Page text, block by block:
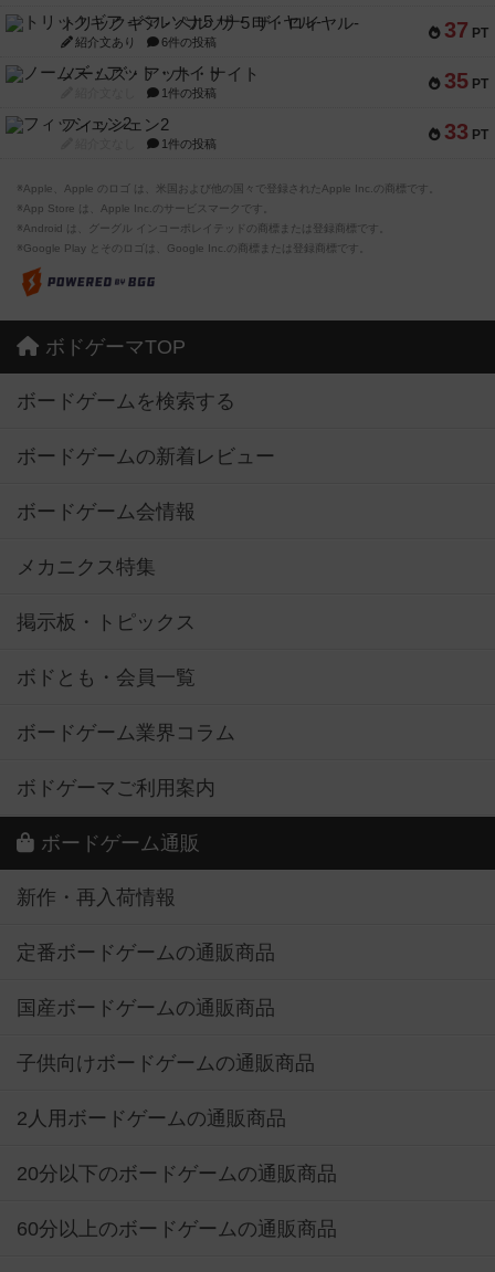
37 PT
トリックギア - ペルソナ5 ザ・ロイヤル-
紹介文あり 6件の投稿
35 PT
ノームズ・アット・ナイト
1件の投稿
33 PT
フィッシェン2
1件の投稿
※Apple、Apple のロゴ は、米国および他の国々で登録されたApple Inc.の商標です。
※App Store は、Apple Inc.のサービスマークです。
※Android は、グーグル インコーポレイテッドの商標または登録商標です。
※Google Play とそのロゴは、Google Inc.の商標または登録商標です。
ボドゲーマTOP
ボードゲームを検索する
ボードゲームの新着レビュー
ボードゲーム会情報
メカニクス特集
掲示板・トピックス
ボドとも・会員一覧
ボードゲーム業界コラム
ボドゲーマご利用案内
ボードゲーム通販
新作・再入荷情報
定番ボードゲームの通販商品
国産ボードゲームの通販商品
子供向けボードゲームの通販商品
2人用ボードゲームの通販商品
20分以下のボードゲームの通販商品
60分以上のボードゲームの通販商品